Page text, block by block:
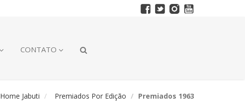
CONTATO
Home Jabuti Premiados Por Edição Premiados 1963